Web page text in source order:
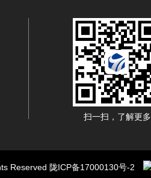
扫一扫，了解更多
Reserved 陇ICP备17000130号-2